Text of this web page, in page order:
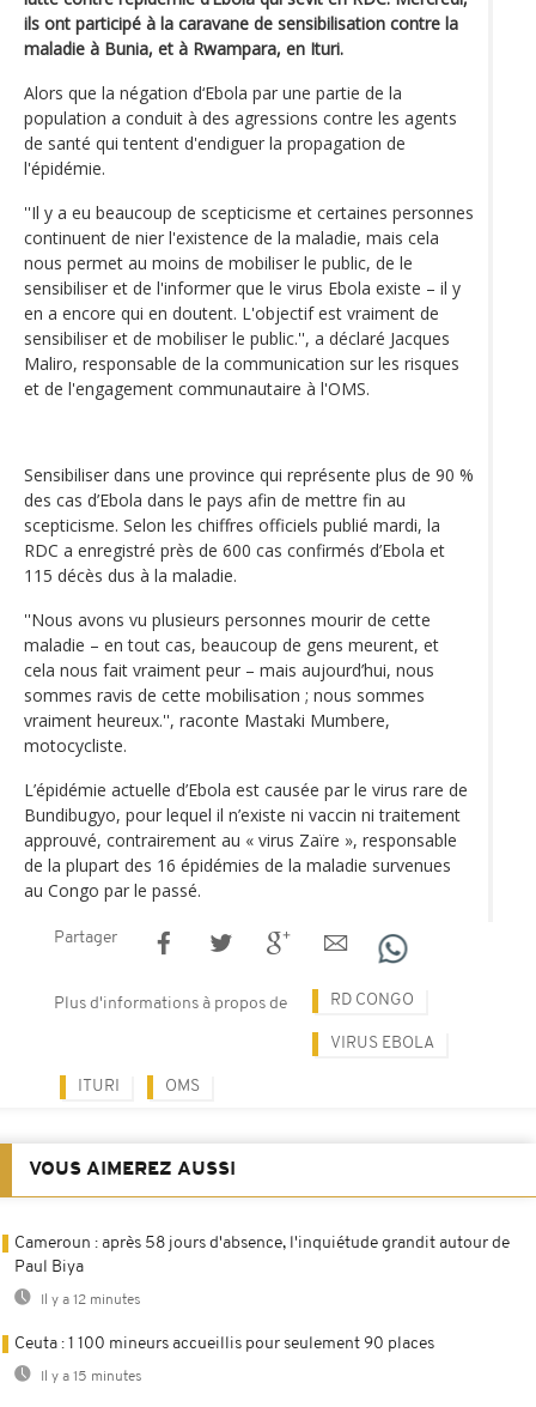
ils ont participé à la caravane de sensibilisation contre la
maladie à Bunia, et à Rwampara, en Ituri.
Alors que la négation d‘Ebola par une partie de la
population a conduit à des agressions contre les agents
de santé qui tentent d'endiguer la propagation de
l'épidémie.
''Il y a eu beaucoup de scepticisme et certaines personnes
continuent de nier l'existence de la maladie, mais cela
nous permet au moins de mobiliser le public, de le
sensibiliser et de l'informer que le virus Ebola existe – il y
en a encore qui en doutent. L'objectif est vraiment de
sensibiliser et de mobiliser le public.'', a déclaré Jacques
Maliro, responsable de la communication sur les risques
et de l'engagement communautaire à l'OMS.
Sensibiliser dans une province qui représente plus de 90 %
des cas d’Ebola dans le pays afin de mettre fin au
scepticisme. Selon les chiffres officiels publié mardi, la
RDC a enregistré près de 600 cas confirmés d’Ebola et
115 décès dus à la maladie.
''Nous avons vu plusieurs personnes mourir de cette
maladie – en tout cas, beaucoup de gens meurent, et
cela nous fait vraiment peur – mais aujourd’hui, nous
sommes ravis de cette mobilisation ; nous sommes
vraiment heureux.'', raconte Mastaki Mumbere,
motocycliste.
L’épidémie actuelle d’Ebola est causée par le virus rare de
Bundibugyo, pour lequel il n’existe ni vaccin ni traitement
approuvé, contrairement au « virus Zaïre », responsable
de la plupart des 16 épidémies de la maladie survenues
au Congo par le passé.
Partager
Plus d'informations à propos de RD CONGO
VIRUS EBOLA
ITURI OMS
VOUS AIMEREZ AUSSI
Cameroun : après 58 jours d'absence, l'inquiétude grandit autour de
Paul Biya
Il y a 12 minutes
Ceuta : 1 100 mineurs accueillis pour seulement 90 places
Il y a 15 minutes